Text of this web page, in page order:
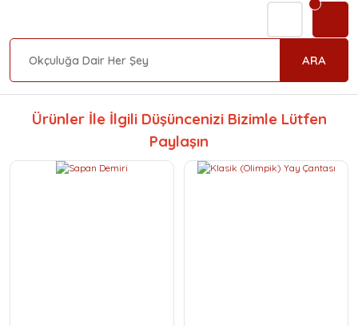
ARA
Ürünler İle İlgili Düşüncenizi Bizimle Lütfen
Paylaşın